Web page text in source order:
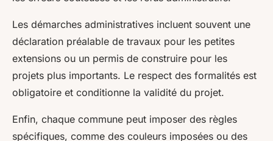
Les démarches administratives incluent souvent une
déclaration préalable de travaux pour les petites
extensions ou un permis de construire pour les
projets plus importants. Le respect des formalités est
obligatoire et conditionne la validité du projet.
Enfin, chaque commune peut imposer des règles
spécifiques, comme des couleurs imposées ou des